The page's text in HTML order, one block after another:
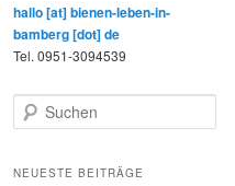
hallo [at] bienen-leben-in-
bamberg [dot] de
Tel. 0951-3094539
u
h
NEUESTE BEITRÄGE